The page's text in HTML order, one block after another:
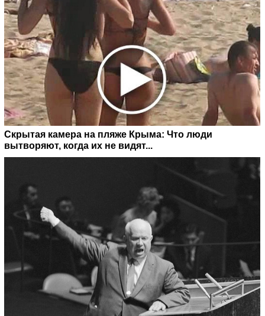
Скрытая камера на пляже Крыма: Что люди
вытворяют, когда их не видят...